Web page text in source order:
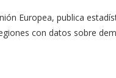
Europea, publica
con datos sobre